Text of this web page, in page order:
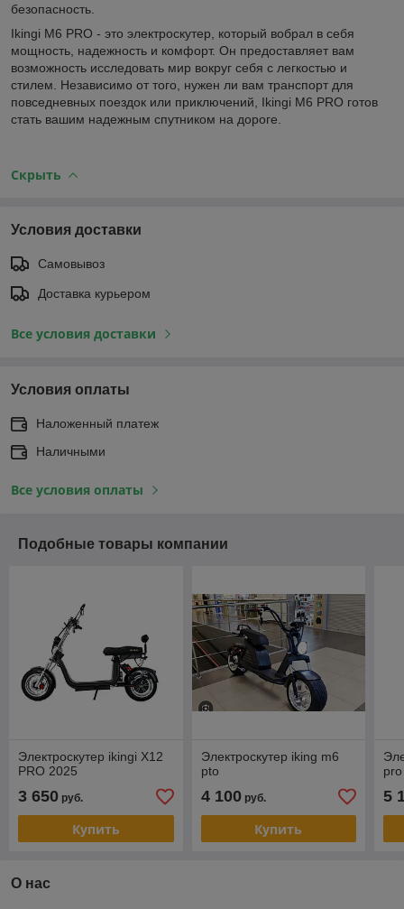
безопасность.
Ikingi M6 PRO - это электроскутер, который вобрал в себя
мощность, надежность и комфорт. Он предоставляет вам
возможность исследовать мир вокруг себя с легкостью и
стилем. Независимо от того, нужен ли вам транспорт для
повседневных поездок или приключений, Ikingi M6 PRO готов
стать вашим надежным спутником на дороге.
Скрыть
Условия доставки
Самовывоз
Доставка курьером
Все условия доставки
Условия оплаты
Наложенный платеж
Наличными
Все условия оплаты
Подобные товары компании
Электроскутер ikingi X12
PRO 2025
3 650 руб.
Купить
Электроскутер iking m6
pto
4 100руб.
Купить
5
О нас